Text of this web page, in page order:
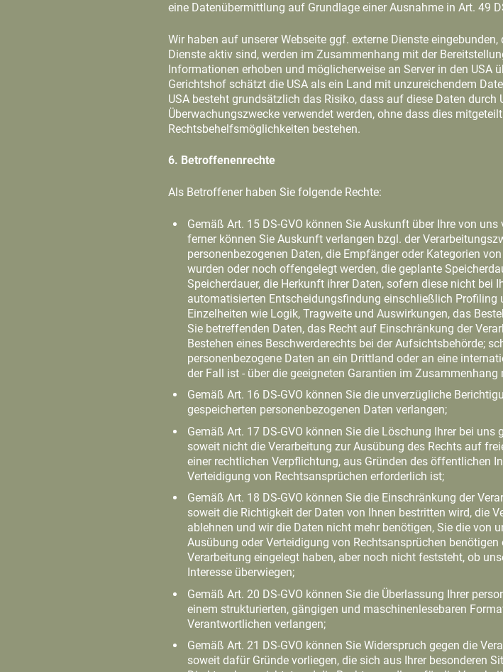
eine Datenübermittlung auf Grundlage einer Ausnahme in Art. 49
Wir haben auf unserer Webseite ggf. externe Dienste
Dienste aktiv sind, werden im Zusammenhang mit der
Informationen erhoben und möglicherweise an Server in den USA
Gerichtshof schätzt die USA als ein Land mit unzureichendem
USA besteht grundsätzlich das Risiko, dass auf diese Daten
Überwachungszwecke verwendet werden, ohne dass dies
Rechtsbehelfsmöglichkeiten bestehen.
6. Betroffenenrechte
Als Betroffener haben Sie folgende Rechte:
Gemäß Art. 15 DS-GVO können Sie Auskunft über Ihre von
ferner können Sie Auskunft verlangen bzgl. der
personenbezogenen Daten, die Empfänger oder Kategorien
wurden oder noch offengelegt werden, die geplante
Speicherdauer, die Herkunft ihrer Daten, sofern diese nicht bei
automatisierten Entscheidungsfindung einschließlich
Einzelheiten wie Logik, Tragweite und Auswirkungen, das
Sie betreffenden Daten, das Recht auf Einschränkung der
Bestehen eines Beschwerderechts bei der Aufsichtsbehörde;
personenbezogene Daten an ein Drittland oder an eine
der Fall ist - über die geeigneten Garantien im
Gemäß Art. 16 DS-GVO können Sie die unverzügliche
gespeicherten personenbezogenen Daten verlangen;
Gemäß Art. 17 DS-GVO können Sie die Löschung Ihrer bei
soweit nicht die Verarbeitung zur Ausübung des Rechts auf
einer rechtlichen Verpflichtung, aus Gründen des öffentlichen
Verteidigung von Rechtsansprüchen erforderlich ist;
Gemäß Art. 18 DS-GVO können Sie die Einschränkung der
soweit die Richtigkeit der Daten von Ihnen bestritten wird, die
ablehnen und wir die Daten nicht mehr benötigen, Sie die von
Ausübung oder Verteidigung von Rechtsansprüchen
Verarbeitung eingelegt haben, aber noch nicht feststeht, ob
Interesse überwiegen;
Gemäß Art. 20 DS-GVO können Sie die Überlassung Ihrer
einem strukturierten, gängigen und maschinenlesebaren
Verantwortlichen verlangen;
Gemäß Art. 21 DS-GVO können Sie Widerspruch gegen die
soweit dafür Gründe vorliegen, die sich aus Ihrer besonderen